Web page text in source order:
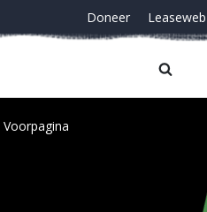
Doneer Leaseweb
Voorpagina